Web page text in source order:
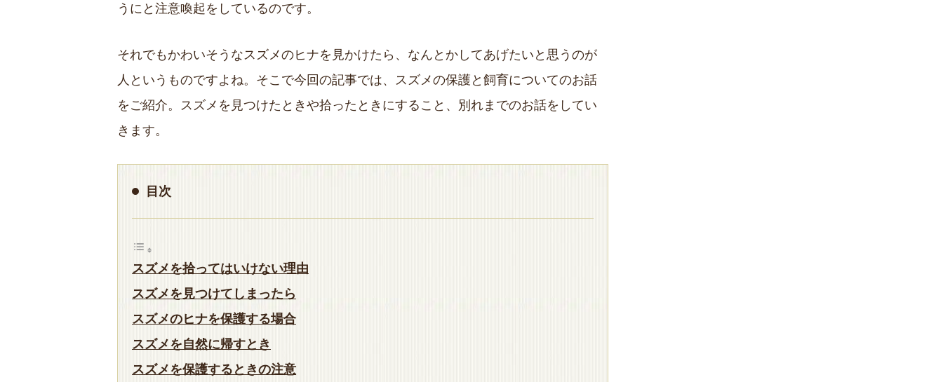
うにと注意喚起をしているのです。
それでもかわいそうなスズメのヒナを見かけたら、なんとかしてあげたいと思うのが
人というものですよね。そこで今回の記事では、スズメの保護と飼育についてのお話
をご紹介。スズメを見つけたときや拾ったときにすること、別れまでのお話をしてい
きます。
目次
スズメを拾ってはいけない理由
スズメを見つけてしまったら
スズメのヒナを保護する場合
スズメを自然に帰すとき
スズメを保護するときの注意